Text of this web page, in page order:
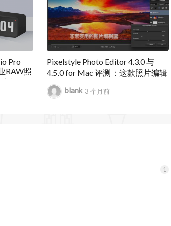
灵活的编辑过程，这意味着编辑照片
优化，提高了应用程序内部所有进程的
分析每张图像以识别场景的深度及其主
元素相结合。 发现一系列纹理、叠加
解锁了用于合成图像和视觉效果以创
Pro
RAW照
与强
Pixelstyle Photo Editor 4.3.0 与
4.5.0 for Mac 评测：这款照片编辑
器在 Mac 上到底怎么样
blank 3 个月前